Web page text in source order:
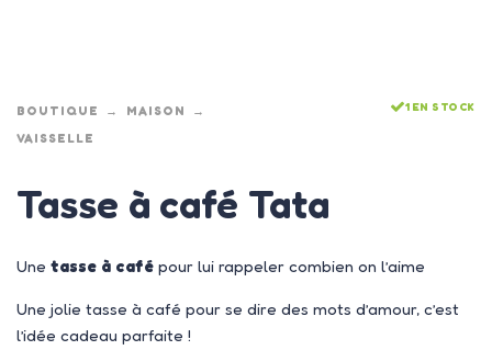
BOUTIQUE
MAISON
VAISSELLE
1 EN STOCK
Tasse à café Tata
Une tasse à café pour lui rappeler combien on l’aime
Une jolie tasse à café pour se dire des mots d’amour, c’est
l’idée cadeau parfaite !